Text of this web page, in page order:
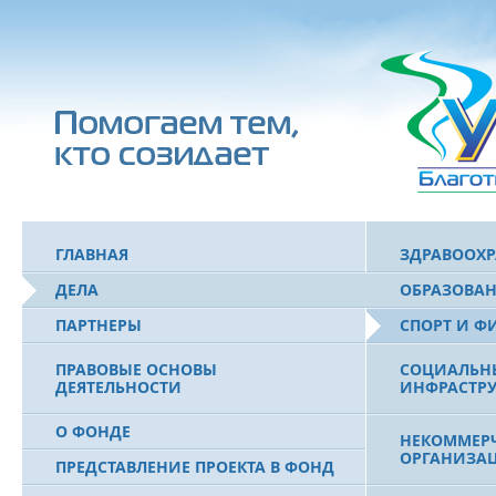
ГЛАВНАЯ
ДЕЛА
ПАРТНЕРЫ
ПРАВОВЫЕ ОСНОВЫ
ДЕЯТЕЛЬНОСТИ
О ФОНДЕ
ПРЕДСТАВЛЕНИЕ ПРОЕКТА В ФОНД
СПОРТ И